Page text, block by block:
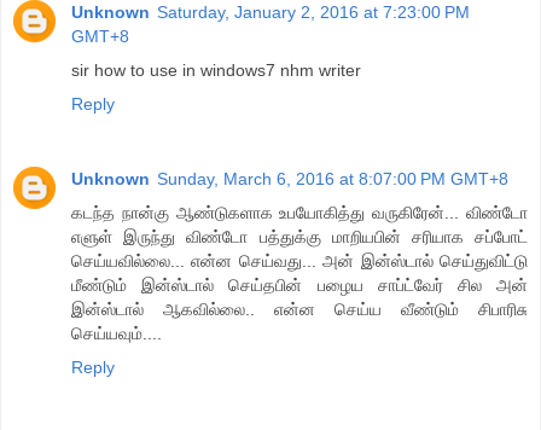
Unknown Saturday, January 2, 2016 at 7:23:00 PM
GMT+8
sir how to use in windows7 nhm writer
Reply
Unknown Sunday, March 6, 2016 at 8:07:00 PM GMT+8
கடந்த நான்கு ஆண்டுகளாக உபயோகித்து வருகிரேன்... விண்டோ
எளுள் இருந்து விண்டோ பத்துக்கு மாறியபின் சரியாக சப்போட்
செய்யவில்லை... என்ன செய்வது... அன் இன்ஸ்டால் செய்துவிட்டு
மீண்டும் இன்ஸ்டால் செய்தபின் பழைய சாப்ட்வேர் சில அன்
இன்ஸ்டால் ஆகவில்லை.. என்ன செய்ய வீண்டும் சிபாரிசு
செய்யவும்....
Reply